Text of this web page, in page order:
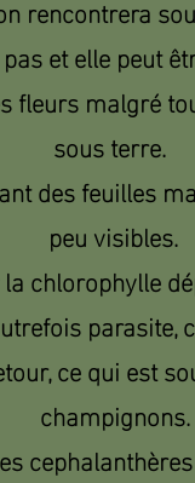
rencontrera
et elle peut
fleurs malgré
sous terre.
des feuilles
peu visibles.
chlorophylle
parasite,
ce qui est
champignons.